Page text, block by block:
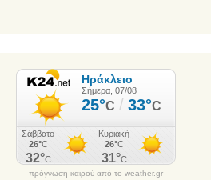
πρόγνωση καιρού από το weather.gr